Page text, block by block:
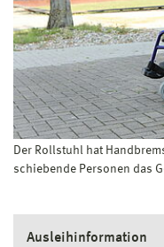
Der Rollstuhl hat
schiebende Personen das
Ausleihinformation